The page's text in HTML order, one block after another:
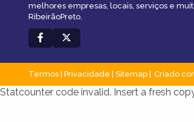
melhores empresas, locais, serviços e
RibeirãoPreto.
Termos | Privacidade | Sitemap Criado
Statcounter code invalid. Insert a fresh